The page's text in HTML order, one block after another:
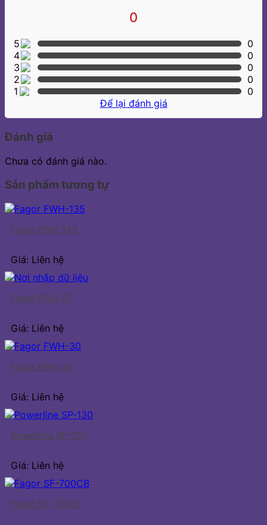
0
5
0
4
0
3
0
2
0
1
0
Để lại đánh giá
Đánh giá
Chưa có đánh giá nào.
Sản phẩm tương tự
Fagor FWH-135
Giá: Liên hệ
Fagor FWH-25
Giá: Liên hệ
Fagor FWH-30
Giá: Liên hệ
Powerline SP-130
Giá: Liên hệ
Fagor SF-700CB